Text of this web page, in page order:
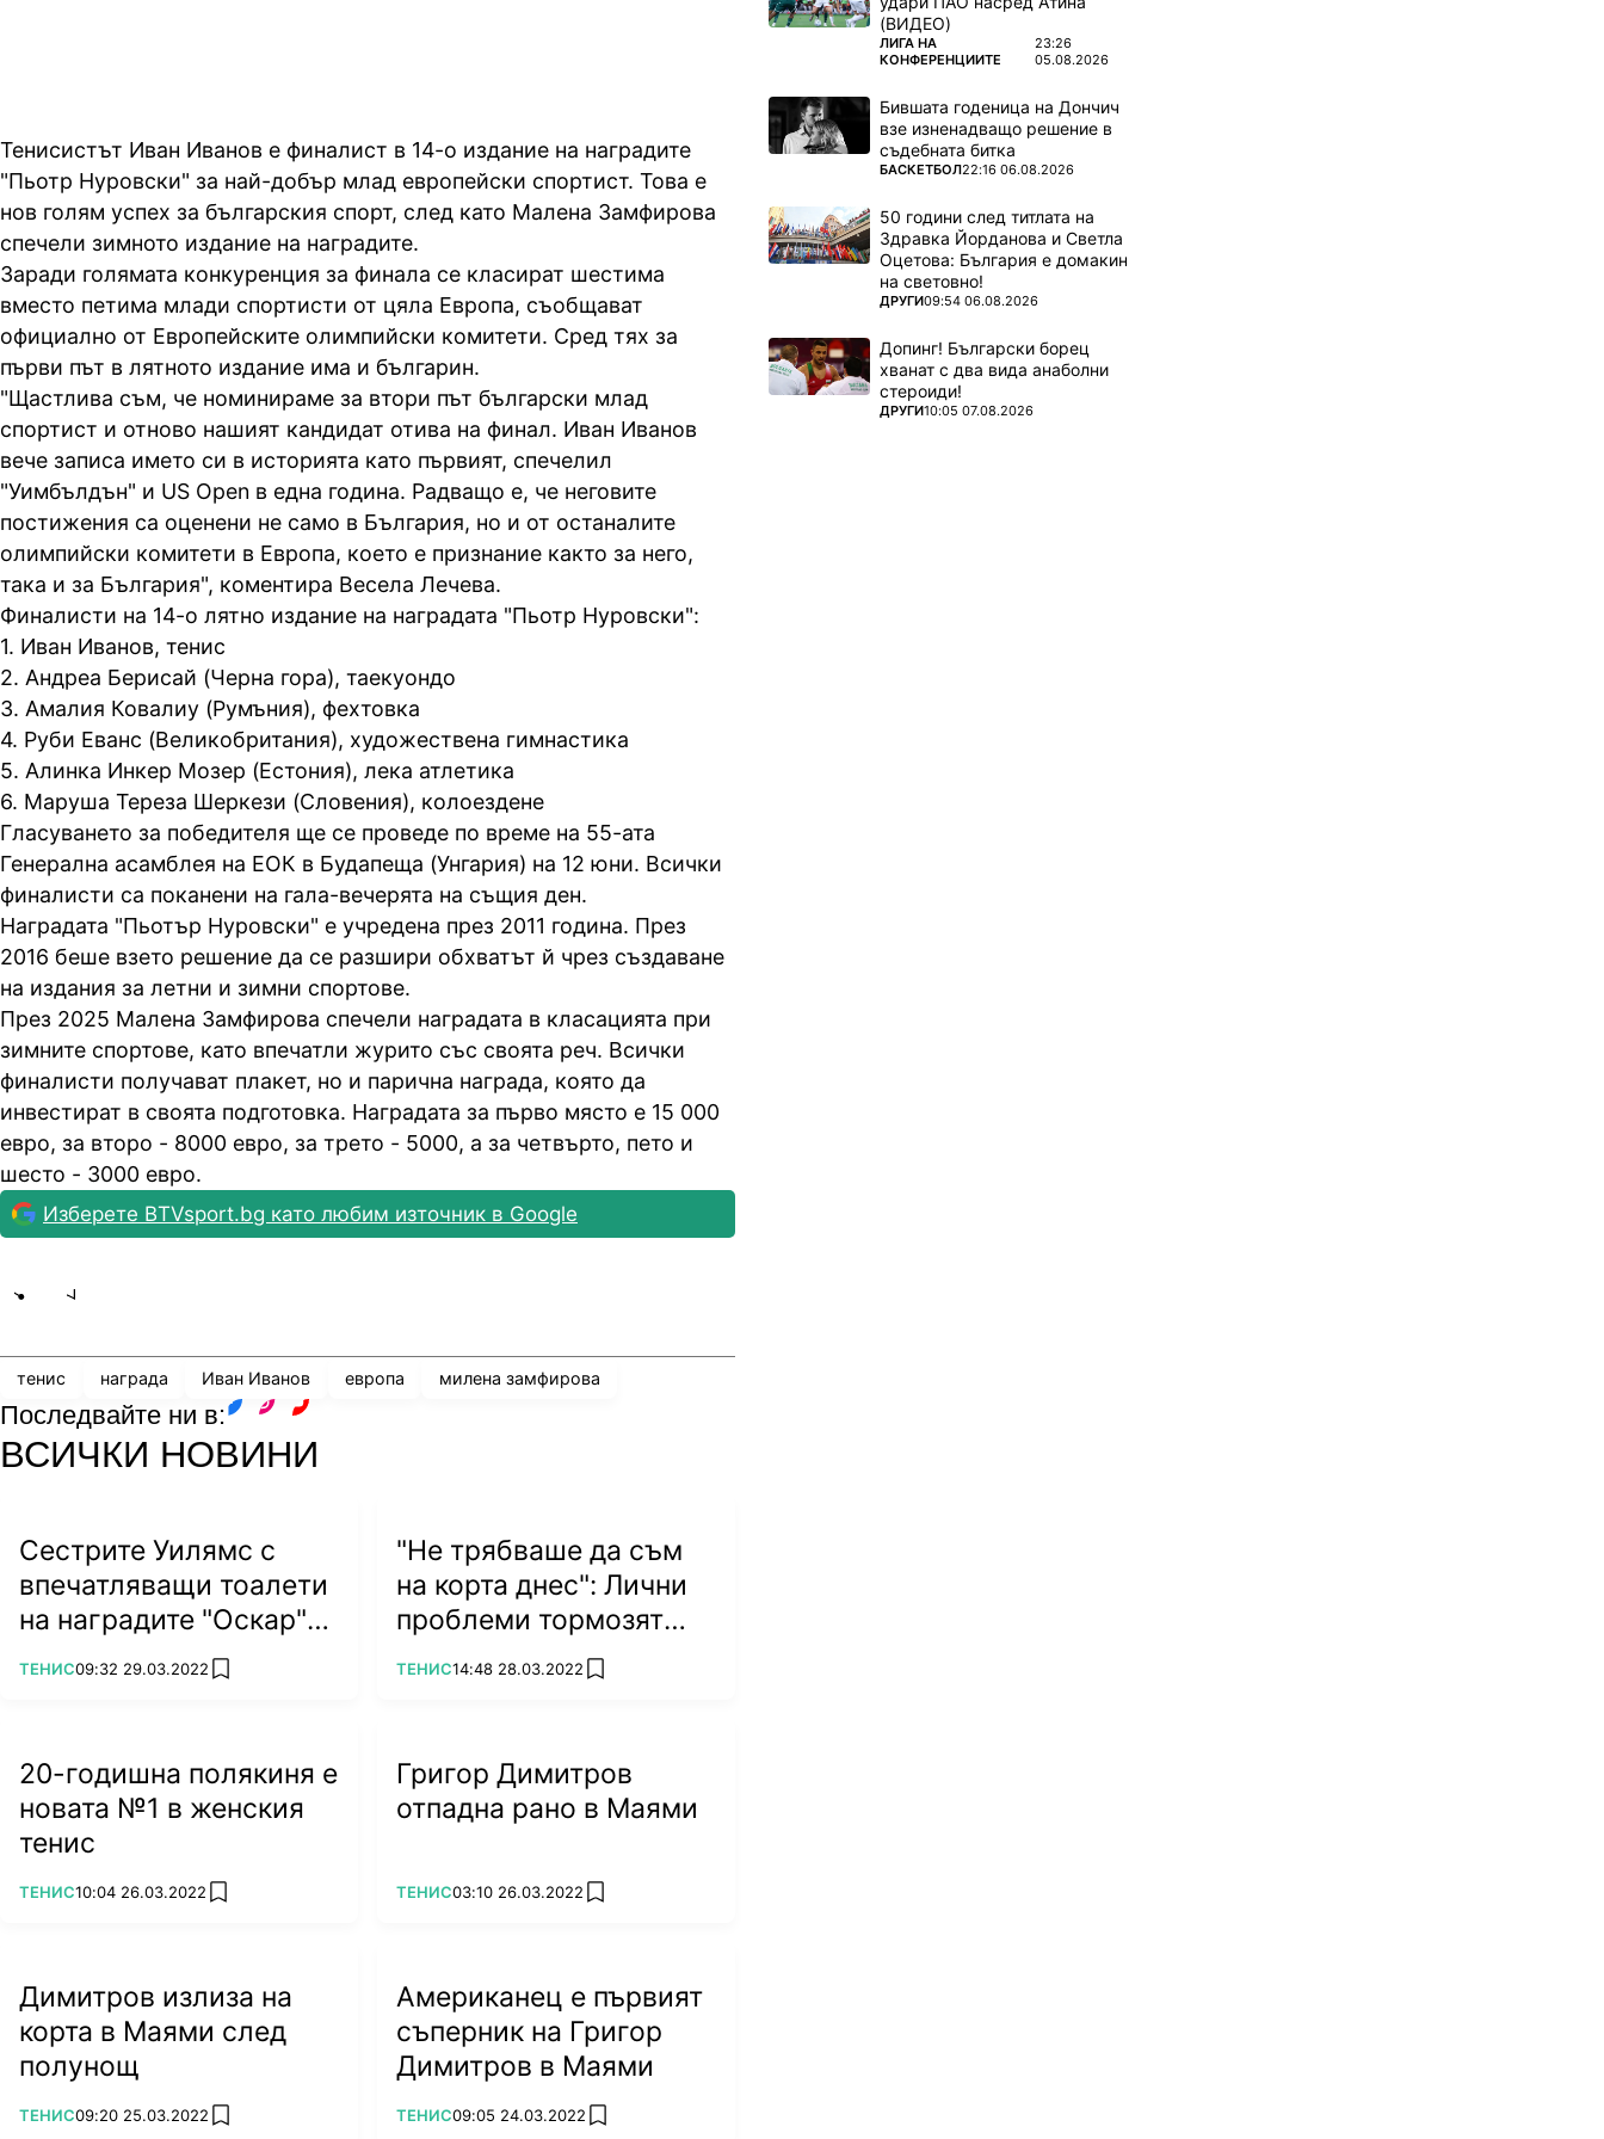
Тенисистът Иван Иванов е финалист в 14-о издание на наградите
"Пьотр Нуровски" за най-добър млад европейски спортист. Това е
нов голям успех за българския спорт, след като Малена Замфирова
спечели зимното издание на наградите.
Заради голямата конкуренция за финала се класират шестима
вместо петима млади спортисти от цяла Европа, съобщават
официално от Европейските олимпийски комитети. Сред тях за
първи път в лятното издание има и българин.
"Щастлива съм, че номинираме за втори път български млад
спортист и отново нашият кандидат отива на финал. Иван Иванов
вече записа името си в историята като първият, спечелил
"Уимбълдън" и US Open в една година. Радващо е, че неговите
постижения са оценени не само в България, но и от останалите
олимпийски комитети в Европа, което е признание както за него,
така и за България", коментира Весела Лечева.
Финалисти на 14-о лятно издание на наградата "Пьотр Нуровски":
1. Иван Иванов, тенис
2. Андреа Берисай (Черна гора), таекуондо
3. Амалия Ковалиу (Румъния), фехтовка
4. Руби Еванс (Великобритания), художествена гимнастика
5. Алинка Инкер Мозер (Естония), лека атлетика
6. Маруша Тереза Шеркези (Словения), колоездене
Гласуването за победителя ще се проведе по време на 55-ата
Генерална асамблея на ЕОК в Будапеща (Унгария) на 12 юни. Всички
финалисти са поканени на гала-вечерята на същия ден.
Наградата "Пьотър Нуровски" е учредена през 2011 година. През
2016 беше взето решение да се разшири обхватът й чрез създаване
на издания за летни и зимни спортове.
През 2025 Малена Замфирова спечели наградата в класацията при
зимните спортове, като впечатли журито със своята реч. Всички
финалисти получават плакет, но и парична награда, която да
инвестират в своята подготовка. Наградата за първо място е 15 000
евро, за второ - 8000 евро, за трето - 5000, а за четвърто, пето и
шесто - 3000 евро.
Изберете BTVsport.bg като любим източник в Google
тенис награда Иван Иванов европа милена замфирова
Последвайте ни в:
ВСИЧКИ НОВИНИ
Сестрите Уилямс с
впечатляващи тоалети
на наградите "Оскар"
(СНИМКИ)
ПОВЕЧЕ ОТ
ТЕНИС09:32 29.03.2022 add favorites
"Не трябваше да съм
на корта днес": Лични
проблеми тормозят
Азаренка
ПОВЕЧЕ ОТ
ТЕНИС14:48 28.03.2022 add favorites
20-годишна полякиня е
новата №1 в женския
тенис
ПОВЕЧЕ ОТ
ТЕНИС10:04 26.03.2022 add favorites
Григор Димитров
отпадна рано в Маями
ПОВЕЧЕ ОТ
ТЕНИС03:10 26.03.2022 add favorites
Димитров излиза на
корта в Маями след
полунощ
ПОВЕЧЕ ОТ
ТЕНИС09:20 25.03.2022 add favorites
Американец е първият
съперник на Григор
Димитров в Маями
ПОВЕЧЕ ОТ
ТЕНИС09:05 24.03.2022 add favorites
(ВИДЕО)
ПОВЕЧЕ ОТ
ЛИГА НА
КОНФЕРЕНЦИИТЕ
23:26
05.08.2026
Бившата годеница на Дончич
взе изненадващо решение в
съдебната битка
ПОВЕЧЕ ОТ
БАСКЕТБОЛ22:16 06.08.2026
50 години след титлата на
Здравка Йорданова и Светла
Оцетова: България е домакин
на световно!
ПОВЕЧЕ ОТ
ДРУГИ09:54 06.08.2026
Допинг! Български борец
хванат с два вида анаболни
стероиди!
ПОВЕЧЕ ОТ
ДРУГИ10:05 07.08.2026